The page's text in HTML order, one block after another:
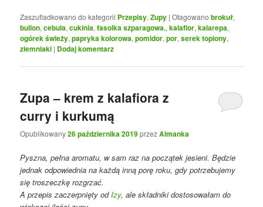
Zaszufladkowano do kategorii Przepisy,Zupy |Otagowano brokuł,
bulion,cebula,cukinia,fasolka szparagowa.,kalafior,kalarepa,
ogórek świeży,papryka kolorowa,pomidor,por,serek topiony,
ziemniaki | Dodaj komentarz
Zupa – krem z kalafiora z
curry i kurkumą
Opublikowany26 października 2019przezAlmanka
Pyszna, pełna aromatu, w sam raz na początek jesieni. Będzie
jednak odpowiednia na każdą inną porę roku, gdy potrzebujemy
się troszeczkę rozgrzać.
A przepis zaczerpnięty odIzy, ale składniki dostosowałam do